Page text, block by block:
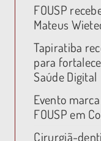
FOUSP
Mateus
Tapiratiba
para
Saúde Digital
Evento
FOUSP em
Cirurgiã-